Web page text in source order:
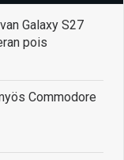
Galaxy S27
pois
Commodore